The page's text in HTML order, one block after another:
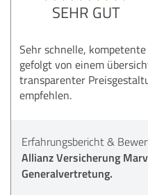
SEHR GUT
Sehr schnelle,
gefolgt von einem
transparenter
empfehlen.
Erfahrungsbericht &
Allianz Versicherung
Generalvertretung.